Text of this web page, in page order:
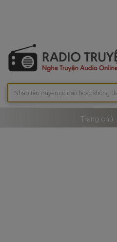
Trang chủ